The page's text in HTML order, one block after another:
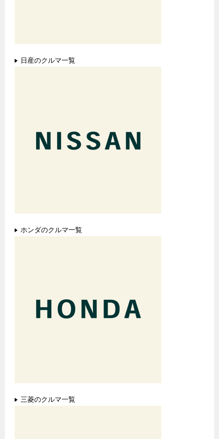
日産のクルマ一覧
ホンダのクルマ一覧
三菱のクルマ一覧